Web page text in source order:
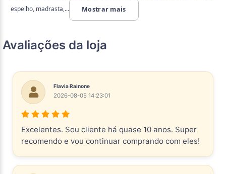
espelho, madrasta,...
Mostrar mais
Avaliações da loja
Flavia Rainone
2026-08-05 14:23:01
Excelentes. Sou cliente há quase 10 anos. Super
recomendo e vou continuar comprando com eles!